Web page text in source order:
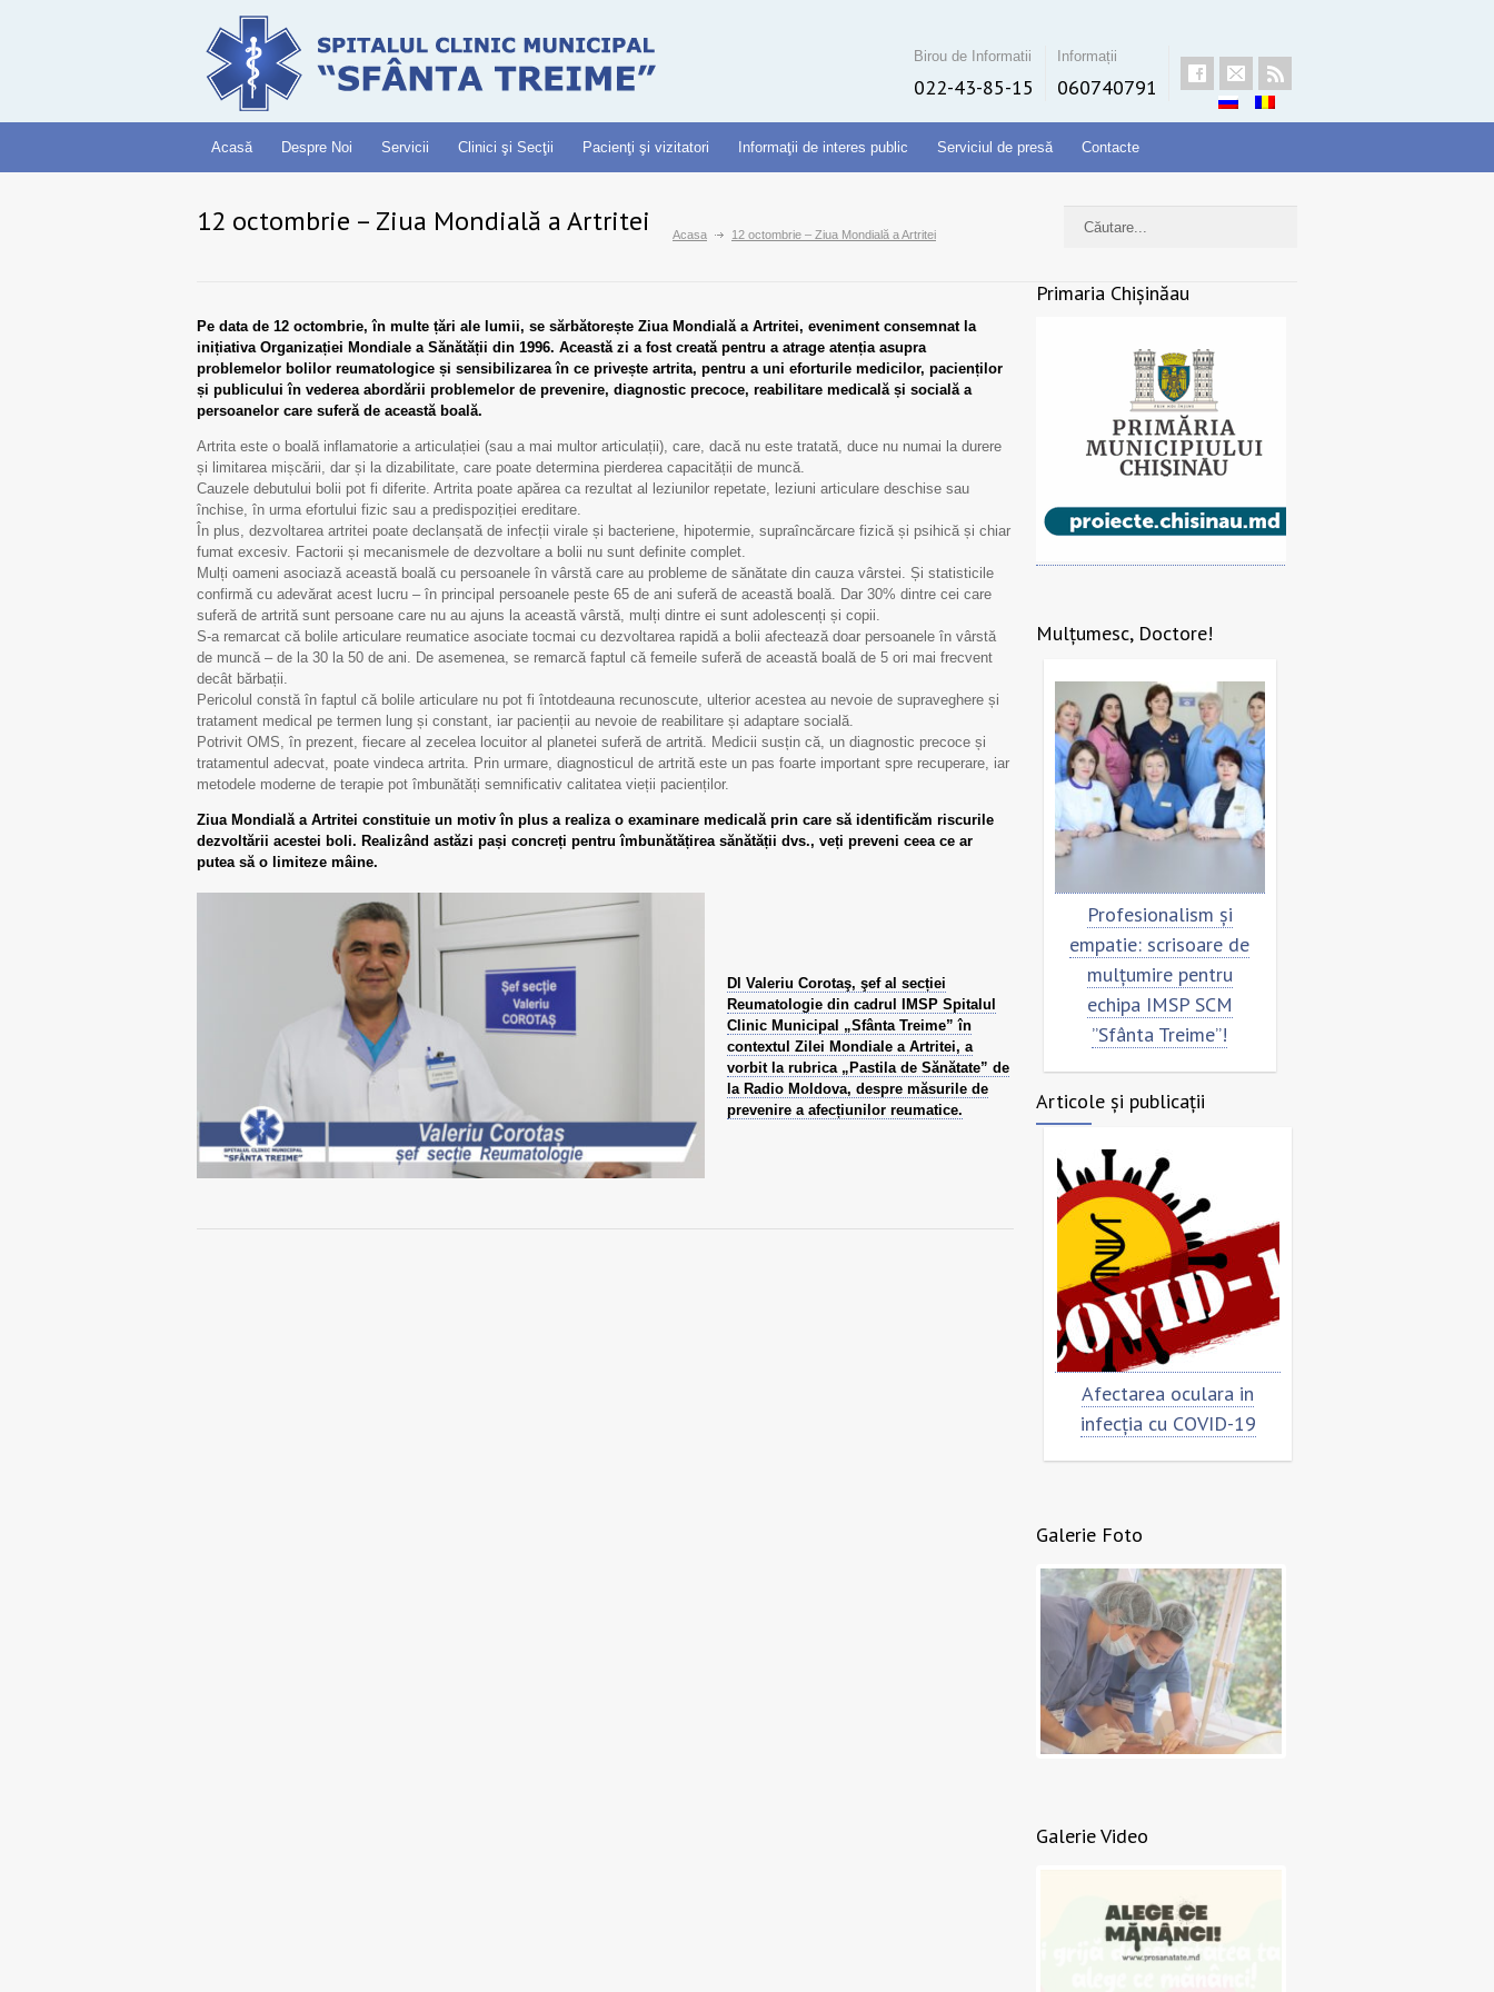
Birou de Informatii
022-43-85-15
Informații
060740791
Acasă Despre Noi Servicii Clinici şi Secţii Pacienţi şi vizitatori Informaţii de interes public Serviciul de presă Contacte
12 octombrie – Ziua Mondială a Artritei Acasa 12 octombrie – Ziua Mondială a Artritei
Pe data de 12 octombrie, în multe țări ale lumii, se sărbătorește Ziua Mondială a Artritei, eveniment consemnat la
inițiativa Organizației Mondiale a Sănătății din 1996. Această zi a fost creată pentru a atrage atenția asupra
problemelor bolilor reumatologice și sensibilizarea în ce privește artrita, pentru a uni eforturile medicilor, pacienților
și publicului în vederea abordării problemelor de prevenire, diagnostic precoce, reabilitare medicală și socială a
persoanelor care suferă de această boală.
Artrita este o boală inflamatorie a articulației (sau a mai multor articulații), care, dacă nu este tratată, duce nu numai la durere
și limitarea mișcării, dar și la dizabilitate, care poate determina pierderea capacității de muncă.
Cauzele debutului bolii pot fi diferite. Artrita poate apărea ca rezultat al leziunilor repetate, leziuni articulare deschise sau
închise, în urma efortului fizic sau a predispoziției ereditare.
În plus, dezvoltarea artritei poate declanșată de infecții virale și bacteriene, hipotermie, supraîncărcare fizică și psihică și chiar
fumat excesiv. Factorii și mecanismele de dezvoltare a bolii nu sunt definite complet.
Mulți oameni asociază această boală cu persoanele în vârstă care au probleme de sănătate din cauza vârstei. Și statisticile
confirmă cu adevărat acest lucru – în principal persoanele peste 65 de ani suferă de această boală. Dar 30% dintre cei care
suferă de artrită sunt persoane care nu au ajuns la această vârstă, mulți dintre ei sunt adolescenți și copii.
S-a remarcat că bolile articulare reumatice asociate tocmai cu dezvoltarea rapidă a bolii afectează doar persoanele în vârstă
de muncă – de la 30 la 50 de ani. De asemenea, se remarcă faptul că femeile suferă de această boală de 5 ori mai frecvent
decât bărbații.
Pericolul constă în faptul că bolile articulare nu pot fi întotdeauna recunoscute, ulterior acestea au nevoie de supraveghere și
tratament medical pe termen lung și constant, iar pacienții au nevoie de reabilitare și adaptare socială.
Potrivit OMS, în prezent, fiecare al zecelea locuitor al planetei suferă de artrită. Medicii susțin că, un diagnostic precoce și
tratamentul adecvat, poate vindeca artrita. Prin urmare, diagnosticul de artrită este un pas foarte important spre recuperare, iar
metodele moderne de terapie pot îmbunătăți semnificativ calitatea vieții pacienților.
Ziua Mondială a Artritei constituie un motiv în plus a realiza o examinare medicală prin care să identificăm riscurile
dezvoltării acestei boli. Realizând astăzi pași concreți pentru îmbunătățirea sănătății dvs., veți preveni ceea ce ar
putea să o limiteze mâine.
Dl Valeriu Corotaş, şef al secției
Reumatologie din cadrul IMSP Spitalul
Clinic Municipal „Sfânta Treime” în
contextul Zilei Mondiale a Artritei, a
vorbit la rubrica „Pastila de Sănătate” de
la Radio Moldova, despre măsurile de
prevenire a afecțiunilor reumatice.
Primaria Chișinăau
Mulțumesc, Doctore!
Scrisoare de mulțumire
pentru Echipa IMSP
SCM „Sfânta Treime”
SCM „Sfânta Treime”
Profesionalism și
empatie: scrisoare de
mulțumire pentru
echipa IMSP SCM
”Sfânta Treime”!
Articole și publicații
Afectarea oculara in
infecția cu COVID-19
Galerie Foto
Galerie Video